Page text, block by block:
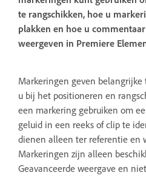
te rangschikken, hoe u
plakken en hoe u
weergeven in Premiere
Markeringen geven
u bij het positioneren en
een markering gebruiken om
geluid in een reeks of clip te
dienen alleen ter referentie en
Markeringen zijn alleen
Geavanceerde weergave en